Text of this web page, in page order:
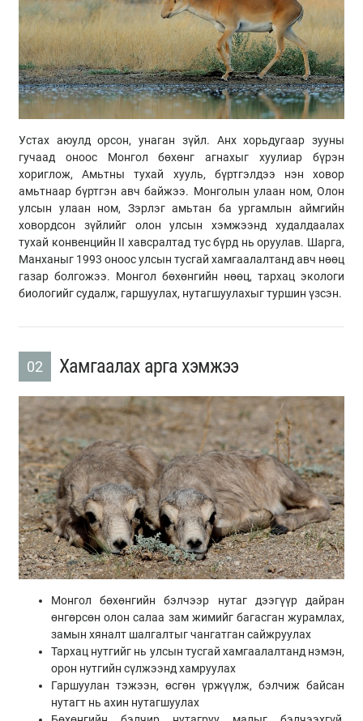
Устах аюулд орсон, унаган зүйл. Анх хорьдугаар зууны
гучаад оноос Монгол бөхөнг агнахыг хуулиар бүрэн
хориглож, Амьтны тухай хууль, бүртгэлдээ нэн ховор
амьтнаар бүртгэн авч байжээ. Монголын улаан ном, Олон
улсын улаан ном, Зэрлэг амьтан ба ургамлын аймгийн
ховордсон зүйлийг олон улсын хэмжээнд худалдаалах
тухай конвенцийн II хавсралтад тус бүрд нь оруулав. Шарга,
Манханыг 1993 оноос улсын тусгай хамгаалалтанд авч нөөц
газар болгожээ. Монгол бөхөнгийн нөөц, тархац экологи
биологийг судалж, гаршуулах, нутагшуулахыг туршин үзсэн.
02 Хамгаалах арга хэмжээ
Монгол бөхөнгийн бэлчээр нутаг дээгүүр дайран
өнгөрсөн олон салаа зам жимийг багасган журамлах,
замын хяналт шалгалтыг чангатган сайжруулах
Тархац нутгийг нь улсын тусгай хамгаалалтанд нэмэн,
орон нутгийн сүлжээнд хамруулах
Гаршуулан тэжээн, өсгөн үржүүлж, бэлчиж байсан
нутагт нь ахин нутагшуулах